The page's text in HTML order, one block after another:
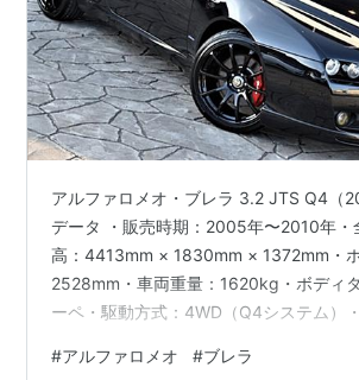
アルファロメオ・ブレラ 3.2 JTS Q4（
データ ・販売時期：2005年〜2010年・
高：4413mm × 1830mm × 1372mm・
2528mm・車両重量：1620kg・ボディ
ーペ・駆動方式：4WD（Q4システム）
260ps（191kW）/ 6200rpm・最大トル
#アルファロメオ #ブレラ